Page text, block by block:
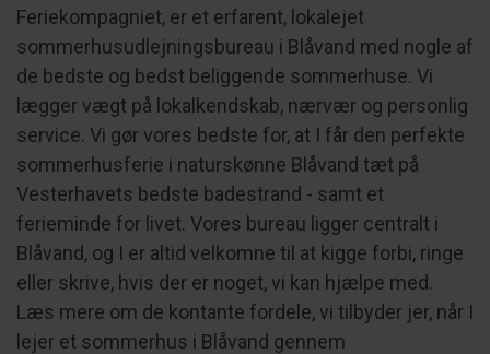
Feriekompagniet, er et erfarent, lokalejet
sommerhusudlejningsbureau i Blåvand med nogle af
de bedste og bedst beliggende sommerhuse. Vi
lægger vægt på lokalkendskab, nærvær og personlig
service. Vi gør vores bedste for, at I får den perfekte
sommerhusferie i naturskønne Blåvand tæt på
Vesterhavets bedste badestrand - samt et
ferieminde for livet. Vores bureau ligger centralt i
Blåvand, og I er altid velkomne til at kigge forbi, ringe
eller skrive, hvis der er noget, vi kan hjælpe med.
Læs mere om de kontante fordele, vi tilbyder jer, når I
lejer et sommerhus i Blåvand gennem